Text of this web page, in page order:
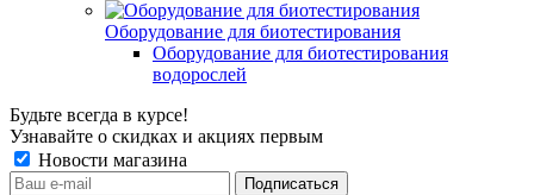
Оборудование для биотестирования
Оборудование для биотестирования
водорослей
Будьте всегда в курсе!
Узнавайте о скидках и акциях первым
Новости магазина